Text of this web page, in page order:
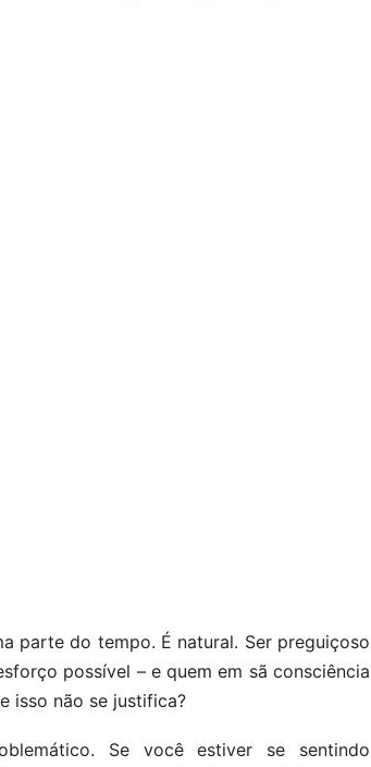
parte do tempo. É natural. Ser preguiçoso
possível – e quem em sã consciência
isso não se justifica?
Se você estiver se sentindo